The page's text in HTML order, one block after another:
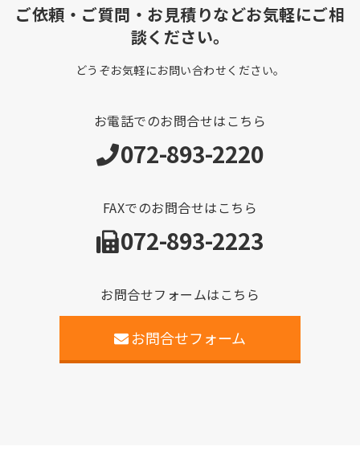
ご依頼・ご質問・お見積りなどお気軽にご相
談ください。
どうぞお気軽にお問い合わせください。
お電話でのお問合せはこちら
072-893-2220
FAXでのお問合せはこちら
072-893-2223
お問合せフォームはこちら
お問合せフォーム